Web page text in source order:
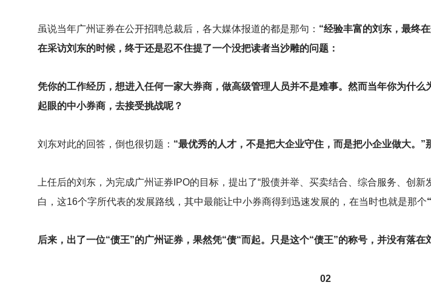
虽说当年广州证券在公开招聘总裁后，各大媒体报道的都是那句： “经验丰富的刘东，最终
在采访刘东的时候，终于还是忍不住提了一个没把读者当沙雕的问题：
凭你的工作经历，想进入任何一家大券商，做高级管理人员并不是难事。然而当年你为什
起眼的中小券商，去接受挑战呢？
刘东对此的回答，倒也很切题： “最优秀的人才，不是把大企业守住，而是把小企业做大。”
上任后的刘东，为完成广州证券IPO的目标，提出了“股债并举、买卖结合、综合服务、创
白，这16个字所代表的发展路线，其中最能让中小券商得到迅速发展的，在当时也就是那个
后来，出了一位“债王”的广州证券，果然凭“债“而起。只是这个“债王”的称号，并没有落在
02